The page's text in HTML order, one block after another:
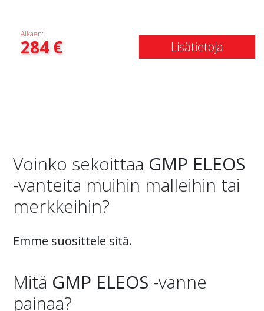
Alkaen:
284€ Lisätietoja
Voinko sekoittaa GMP ELEOS
-vanteita muihin malleihin tai
merkkeihin?
Emme suosittele sitä.
Mitä GMP ELEOS -vanne
painaa?